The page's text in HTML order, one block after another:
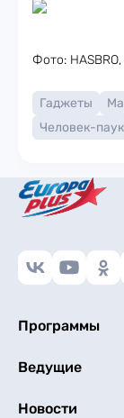
Фото:
Гаджеты
Человек-паук
Программы
Ведущие
Новости